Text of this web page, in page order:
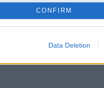
CONFIRM
Data Deletion